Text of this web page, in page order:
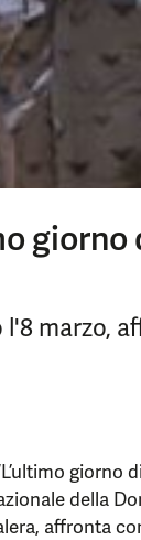
marzo,
giorno
della
affronta